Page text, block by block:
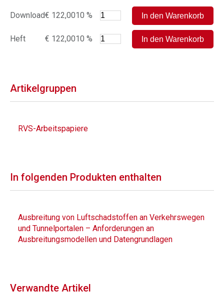
Download€ 122,0010 %
Heft € 122,0010 %
Artikelgruppen
RVS-Arbeitspapiere
In folgenden Produkten enthalten
Ausbreitung von Luftschadstoffen an Verkehrswegen
und Tunnelportalen – Anforderungen an
Ausbreitungsmodellen und Datengrundlagen
Verwandte Artikel